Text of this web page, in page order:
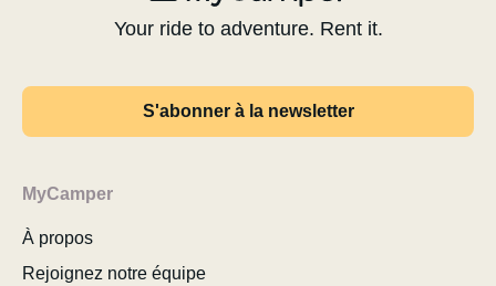
Your ride to adventure. Rent it.
S'abonner à la newsletter
MyCamper
À propos
Rejoignez notre équipe